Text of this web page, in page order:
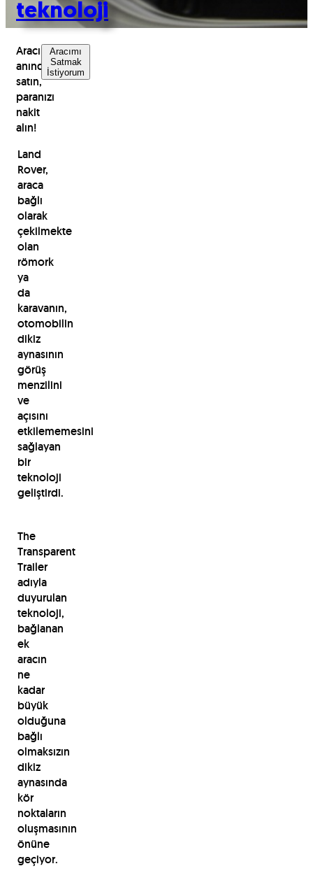
teknoloji
Aracınızı
anında
satın,
paranızı
nakit
alın!
Aracımı
Satmak
İstiyorum
Land
Rover,
araca
bağlı
olarak
çekilmekte
olan
römork
ya
da
karavanın,
otomobilin
dikiz
aynasının
görüş
menzilini
ve
açısını
etkilememesini
sağlayan
bir
teknoloji
geliştirdi.
The
Transparent
Trailer
adıyla
duyurulan
teknoloji,
bağlanan
ek
aracın
ne
kadar
büyük
olduğuna
bağlı
olmaksızın
dikiz
aynasında
kör
noktaların
oluşmasının
önüne
geçiyor.